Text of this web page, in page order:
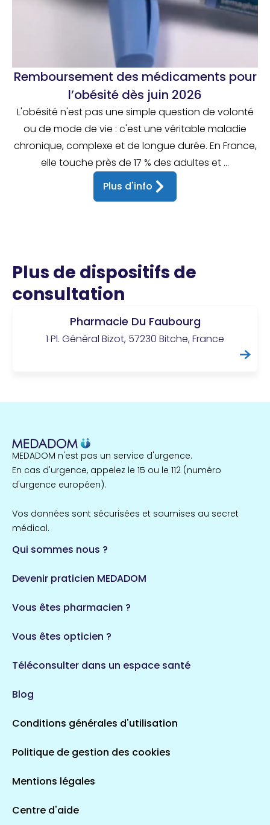
Remboursement des médicaments pour
l’obésité dès juin 2026
L'obésité n'est pas une simple question de volonté
ou de mode de vie : c'est une véritable maladie
chronique, complexe et de longue durée. En France,
elle touche près de 17 % des adultes et ...
Plus d'info
Plus de dispositifs de
consultation
Pharmacie Du Faubourg
1 Pl. Général Bizot, 57230 Bitche, France
MEDADOM n'est pas un service d'urgence.
En cas d'urgence, appelez le 15 ou le 112 (numéro
d'urgence européen).
Vos données sont sécurisées et soumises au secret
médical.
Qui sommes nous ?
Devenir praticien MEDADOM
Vous êtes pharmacien ?
Vous êtes opticien ?
Téléconsulter dans un espace santé
Blog
Conditions générales d'utilisation
Politique de gestion des cookies
Mentions légales
Centre d'aide